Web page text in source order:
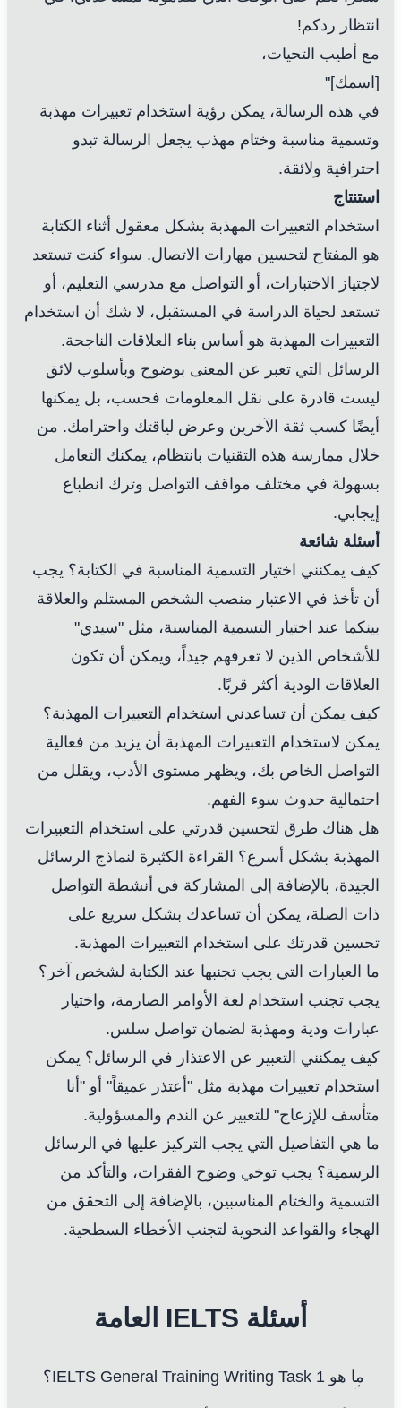
انتظار ردكم!
مع أطيب التحيات،
[اسمك]"
في هذه الرسالة، يمكن رؤية استخدام تعبيرات مهذبة
وتسمية مناسبة وختام مهذب يجعل الرسالة تبدو
احترافية ولائقة.
استنتاج
استخدام التعبيرات المهذبة بشكل معقول أثناء الكتابة
هو المفتاح لتحسين مهارات الاتصال. سواء كنت تستعد
لاجتياز الاختبارات، أو التواصل مع مدرسي التعليم، أو
تستعد لحياة الدراسة في المستقبل، لا شك أن استخدام
التعبيرات المهذبة هو أساس بناء العلاقات الناجحة.
الرسائل التي تعبر عن المعنى بوضوح وبأسلوب لائق
ليست قادرة على نقل المعلومات فحسب، بل يمكنها
أيضًا كسب ثقة الآخرين وعرض لياقتك واحترامك. من
خلال ممارسة هذه التقنيات بانتظام، يمكنك التعامل
بسهولة في مختلف مواقف التواصل وترك انطباع
إيجابي.
أسئلة شائعة
كيف يمكنني اختيار التسمية المناسبة في الكتابة؟ يجب
أن تأخذ في الاعتبار منصب الشخص المستلم والعلاقة
بينكما عند اختيار التسمية المناسبة، مثل "سيدي"
للأشخاص الذين لا تعرفهم جيداً، ويمكن أن تكون
العلاقات الودية أكثر قربًا.
كيف يمكن أن تساعدني استخدام التعبيرات المهذبة؟
يمكن لاستخدام التعبيرات المهذبة أن يزيد من فعالية
التواصل الخاص بك، ويظهر مستوى الأدب، ويقلل من
احتمالية حدوث سوء الفهم.
هل هناك طرق لتحسين قدرتي على استخدام التعبيرات
المهذبة بشكل أسرع؟ القراءة الكثيرة لنماذج الرسائل
الجيدة، بالإضافة إلى المشاركة في أنشطة التواصل
ذات الصلة، يمكن أن تساعدك بشكل سريع على
تحسين قدرتك على استخدام التعبيرات المهذبة.
ما العبارات التي يجب تجنبها عند الكتابة لشخص آخر؟
يجب تجنب استخدام لغة الأوامر الصارمة، واختيار
عبارات ودية ومهذبة لضمان تواصل سلس.
كيف يمكنني التعبير عن الاعتذار في الرسائل؟ يمكن
استخدام تعبيرات مهذبة مثل "أعتذر عميقاً" أو "أنا
متأسف للإزعاج" للتعبير عن الندم والمسؤولية.
ما هي التفاصيل التي يجب التركيز عليها في الرسائل
الرسمية؟ يجب توخي وضوح الفقرات، والتأكد من
التسمية والختام المناسبين، بالإضافة إلى التحقق من
الهجاء والقواعد النحوية لتجنب الأخطاء السطحية.
أسئلة IELTS العامة
ما هو IELTS General Training Writing Task 1؟